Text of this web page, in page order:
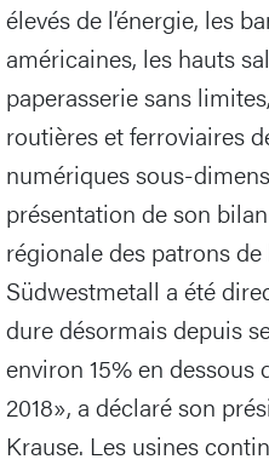
élevés de l’énergie, les
américaines, les hauts
paperasserie sans
routières et ferroviaires
numériques sous-
présentation de son
régionale des patrons
Südwestmetall a été
dure désormais depuis
environ 15% en dessous
2018», a déclaré son
Krause. Les usines